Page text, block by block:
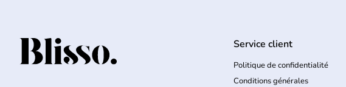
Accueil Service client
Politique de confidentialité
Conditions générales